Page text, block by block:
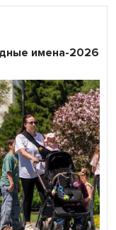
имена-2026